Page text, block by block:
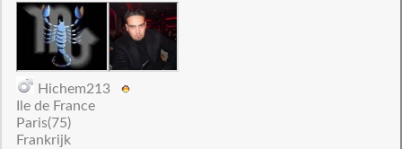
Hichem213
Ile de France
Paris(75)
Frankrijk